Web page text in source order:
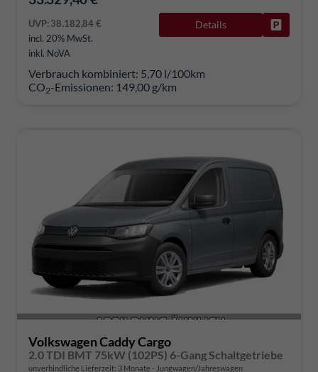
UVP:38.182,84 €
incl. 20% MwSt.
inkl. NoVA
Details
Verbrauch kombiniert: 5,70 l/100km
CO2-Emissionen: 149,00 g/km
Volkswagen Caddy Cargo
2.0 TDI BMT 75kW (102PS) 6-Gang Schaltgetriebe
unverbindliche Lieferzeit: 3 Monate Jungwagen/Jahreswagen